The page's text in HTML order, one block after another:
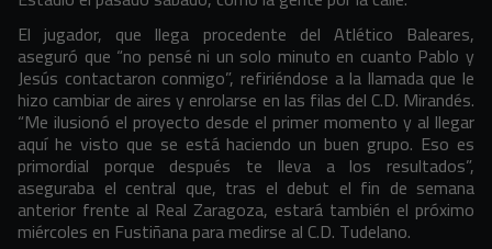
El jugador, que llega procedente del Atlético Baleares,
aseguró que “no pensé ni un solo minuto en cuanto Pablo y
Jesús contactaron conmigo”, refiriéndose a la llamada que le
hizo cambiar de aires y enrolarse en las filas del C.D. Mirandés.
“Me ilusionó el proyecto desde el primer momento y al llegar
aquí he visto que se está haciendo un buen grupo. Eso es
primordial porque después te lleva a los resultados”,
aseguraba el central que, tras el debut el fin de semana
anterior frente al Real Zaragoza, estará también el próximo
miércoles en Fustiñana para medirse al C.D. Tudelano.